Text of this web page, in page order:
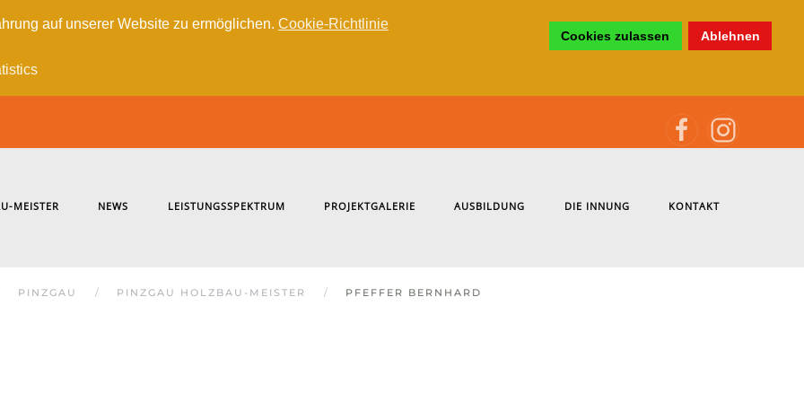
auf unserer Website zu ermöglichen. Cookie-Richtlinie
Cookies zulassen Ablehnen
MEISTER NEWS LEISTUNGSSPEKTRUM PROJEKTGALERIE AUSBILDUNG DIE INNUNG KONTAKT
PINZGAU PINZGAU HOLZBAU-MEISTER PFEFFER BERNHARD